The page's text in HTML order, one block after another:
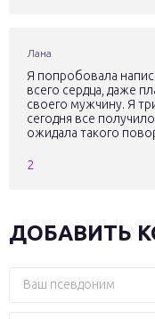
Лана
Я попробовала
всего сердца, даже
своего мужчину. Я
сегодня все
ожидала такого
2
ДОБАВИТЬ